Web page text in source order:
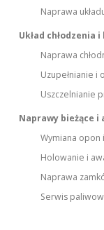
Naprawa
Układ chłodzenia
Naprawa
Uzupełnianie i
Uszczelnianie
Naprawy bieżące i
Wymiana opon
Holowanie i
Naprawa
Serwis